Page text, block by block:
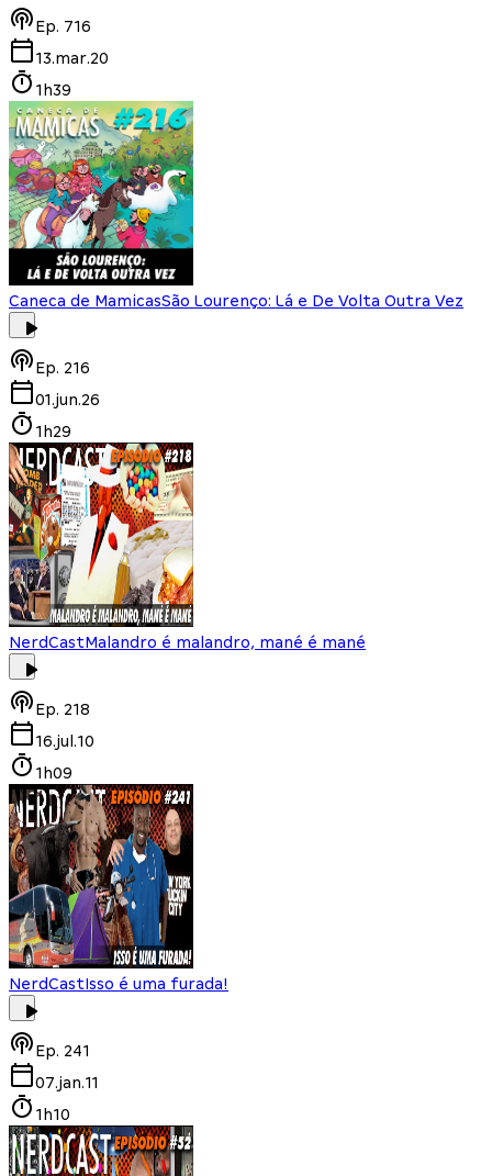
Ep. 716
13.mar.20
1h39
Caneca de MamicasSão Lourenço: Lá e De Volta Outra Vez
Ep. 216
01.jun.26
1h29
NerdCastMalandro é malandro, mané é mané
Ep. 218
16.jul.10
1h09
NerdCastIsso é uma furada!
Ep. 241
07.jan.11
1h10